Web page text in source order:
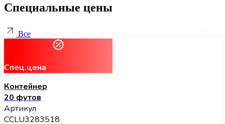
Специальные цены
Все
Спец.цена
Контейнер
20 футов
Артикул
CCLU3283518